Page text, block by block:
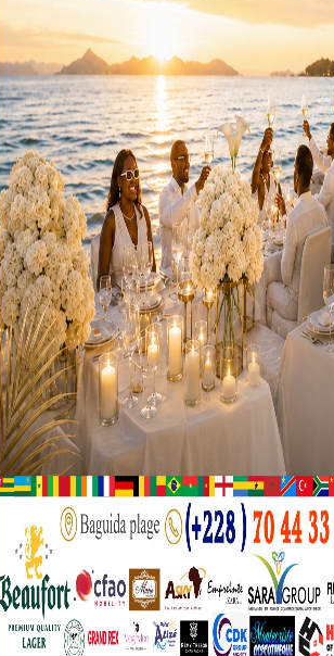
devraient-elles également
du pays, un hub logistique
de Services et Équipements pour
gouvernement togolais, de faire du
électrique et le système de balisage
à Lomé.